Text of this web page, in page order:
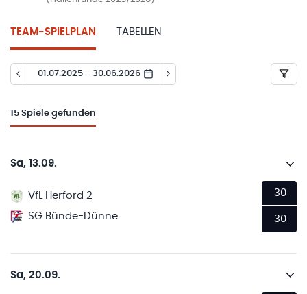
TEAM-SPIELPLAN TABELLEN
01.07.2025 - 30.06.2026
15 Spiele gefunden
Sa, 13.09.
VfL Herford 2
SG Bünde-Dünne
30
30
Sa, 20.09.